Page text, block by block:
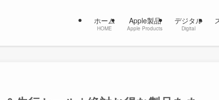
ホーム
HOME
Apple製品
Apple Products
デジタル
Digital